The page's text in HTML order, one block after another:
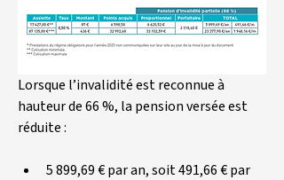
Lorsque l’invalidité est reconnue à
hauteur de 66 %, la pension versée est
réduite :
5 899,69 € par an, soit 491,66 € par